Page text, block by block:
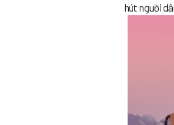
hút người